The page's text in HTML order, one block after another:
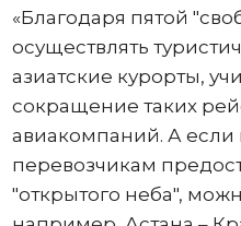
«Благодаря пятой
осуществлять
азиатские курорты,
сокращение таких
авиакомпаний. А
перевозчикам
"открытого неба",